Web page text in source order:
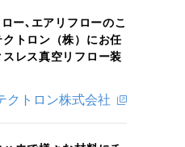
ー､エアリフローのこ
トロン（株）にお任
レス真空リフロー装
クトロン株式会社